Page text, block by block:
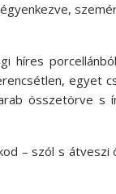
híres
egyet
összetörve s
– szól s